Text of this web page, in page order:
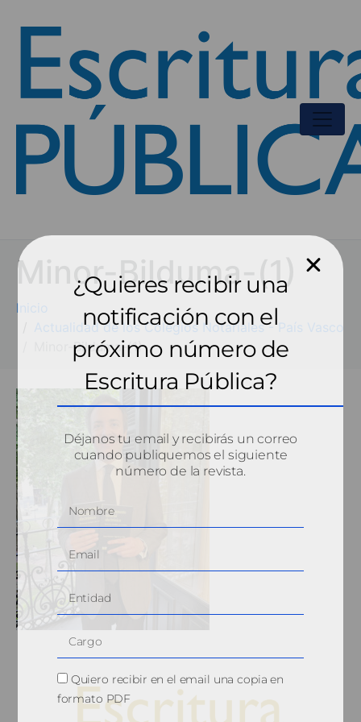
Minor-Bilduma-(1)
Inicio
Actualidad de los Colegios Notariales - País Vasco
Minor-Bilduma-(1)
¿Quieres recibir una
notificación con el
próximo número de
Escritura Pública?
Déjanos tu email y recibirás un correo
cuando publiquemos el siguiente
número de la revista.
Quiero recibir en el email una copia en
formato PDF